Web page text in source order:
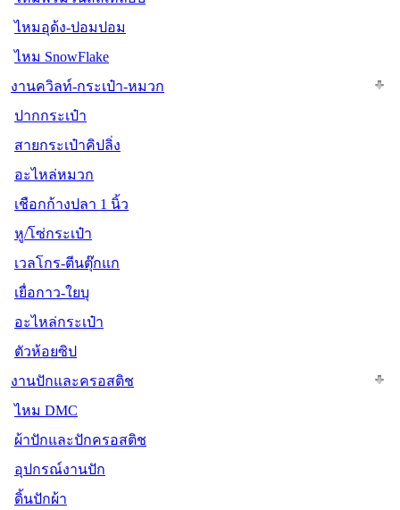
ไหมอุด้ง-ปอมปอม
ไหม SnowFlake
งานควิลท์-กระเป๋า-หมวก
ปากกระเป๋า
สายกระเป๋าคิปลิ่ง
อะไหล่หมวก
เชือกก้างปลา 1 นิ้ว
หู/โซ่กระเป๋า
เวลโกร-ตีนตุ๊กแก
เยื่อกาว-ใยบุ
อะไหล่กระเป๋า
ตัวห้อยซิป
งานปักและครอสติช
ไหม DMC
ผ้าปักและปักครอสติช
อุปกรณ์งานปัก
ดิ้นปักผ้า